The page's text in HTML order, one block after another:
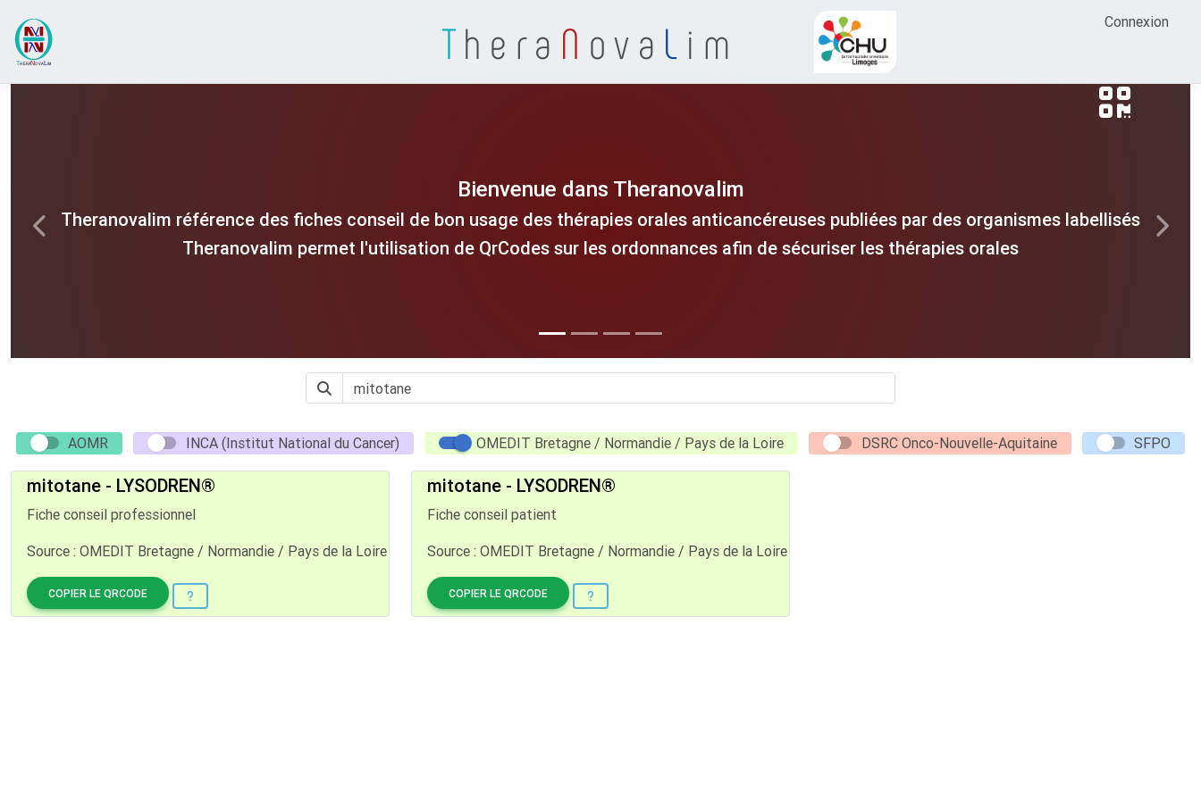
Thera N ova L im Connexion
Bienvenue dans Theranovalim
Theranovalim référence des fiches conseil de bon usage des thérapies orales anticancéreuses publiées par des organismes labellisés
Theranovalim permet l'utilisation de QrCodes sur les ordonnances afin de sécuriser les thérapies orales
Previous Next
AOMR INCA (Institut National du Cancer) OMEDIT Bretagne / Normandie / Pays de la Loire DSRC Onco-Nouvelle-Aquitaine SFPO
mitotane - LYSODREN®
Fiche conseil professionnel
Source : OMEDIT Bretagne / Normandie / Pays de la Loire
COPIER LE QRCODE
mitotane - LYSODREN®
Fiche conseil patient
Source : OMEDIT Bretagne / Normandie / Pays de la Loire
COPIER LE QRCODE